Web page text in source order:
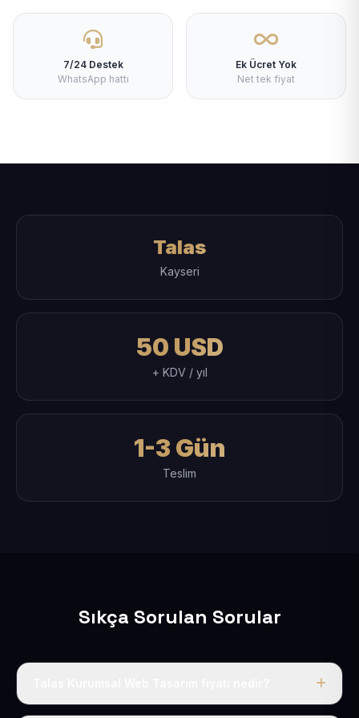
7/24 Destek
WhatsApp hattı
Ek Ücret Yok
Net tek fiyat
Talas
Kayseri
50 USD
+ KDV / yıl
1-3 Gün
Teslim
Sıkça Sorulan Sorular
Tek fiyat uygulanır: yıllık 50 USD + KDV. Bu bedele alan